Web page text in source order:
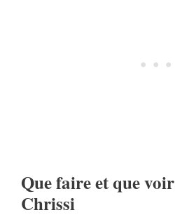
Que faire et que
Chrissi